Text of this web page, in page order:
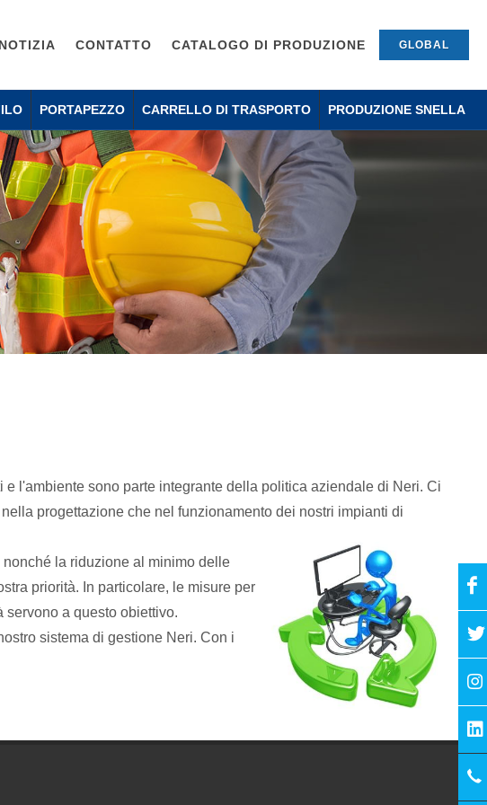
NOTIZIA CONTATTO CATALOGO DI PRODUZIONE GLOBAL
PORTAPEZZO CARRELLO DI TRASPORTO PRODUZIONE SNELLA
l'ambiente sono parte integrante della politica aziendale di Neri. Ci
progettazione che nel funzionamento dei nostri impianti di
la riduzione al minimo delle
priorità. In particolare, le misure per
servono a questo obiettivo.
sistema di gestione Neri. Con i